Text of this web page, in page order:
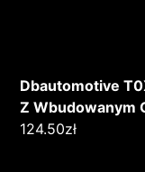
Dbautomotive
Z Wbudowanym
124.50zł